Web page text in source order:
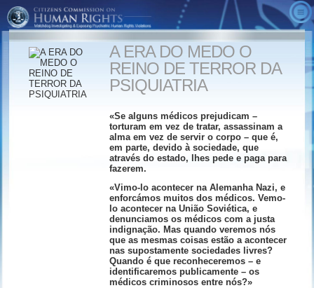
ACERCA DE NÓS
O que é a CCHR?
Realizações
Conselho Consultor
A Declaração da Saúde Mental
Museu Psiquiatria: Uma Indústria de Morte
Localizador Global da CCHR
VÍDEOS
Anúncios da CCHR
O Inimigo Oculto
A Era do Medo
Manual de Diagnóstico
O Marketing da Loucura
Lucros de Matar
Psiquiatria: Uma Indústria de Morte
Prescrição para Violência
A VERDADE SOBRE A PSIQUIATRIA
Publicações da CCHR
Afiliações/Doações
Relate Reações Adversas das Drogas
Kit de Informação Gratuito
A ERA DO MEDO O
REINO DE TERROR DA
PSIQUIATRIA
«Se alguns médicos prejudicam –
torturam em vez de tratar, assassinam a
alma em vez de servir o corpo – que é,
em parte, devido à sociedade, que
através do estado, lhes pede e paga para
fazerem.
«Vimo-lo acontecer na Alemanha Nazi, e
enforcámos muitos dos médicos. Vemo-
lo acontecer na União Soviética, e
denunciamos os médicos com a justa
indignação. Mas quando veremos nós
que as mesmas coisas estão a acontecer
nas supostamente sociedades livres?
Quando é que reconheceremos – e
identificaremos publicamente – os
médicos criminosos entre nós?»